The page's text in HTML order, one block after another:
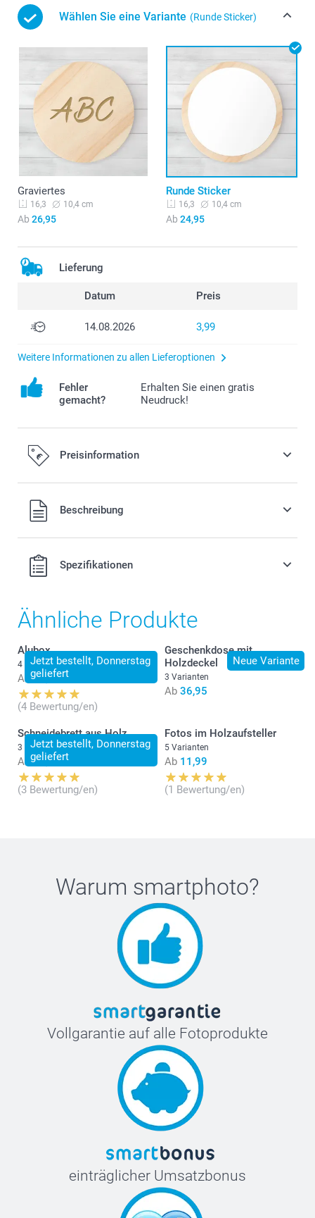
Wählen Sie eine Variante (Runde Sticker)
Graviertes
16,3 10,4 cm
Ab 26,95
Runde Sticker
16,3 10,4 cm
Ab 24,95
Lieferung
Datum Preis
14.08.2026 3,99
Weitere Informationen zu allen Lieferoptionen
Fehler
gemacht?
Erhalten Sie einen gratis
Neudruck!
Preisinformation
Alle Preise verstehen sich in EURO (€) inkl. MwSt. und zzgl.
Versandkosten.Beschreibung
Spezifikationen
Abmessungen der grösseren Dose:
Ähnliche Produkte
Jetzt bestellt, Donnerstag
geliefert
Alubox
4 Varianten
Ab 12,90
(4 Bewertung/en)
Neue Variante
Geschenkdose mit
Holzdeckel
3 Varianten
Ab 36,95
Jetzt bestellt, Donnerstag
geliefert
Schneidebrett aus Holz
3 Varianten
Ab 26,90
(3 Bewertung/en)
Fotos im Holzaufsteller
5 Varianten
Ab 11,99
(1 Bewertung/en)
Warum smartphoto?
Vollgarantie auf alle Fotoprodukte
einträglicher Umsatzbonus